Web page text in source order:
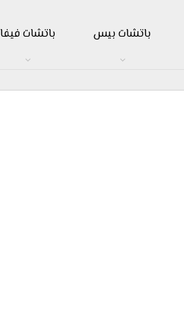
باتشات بيس باتشات فيفا